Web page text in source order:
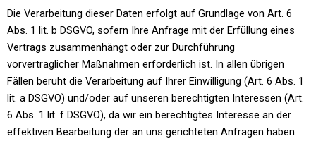
Die Verarbeitung dieser Daten erfolgt auf Grundlage von Art. 6
Abs. 1 lit. b DSGVO, sofern Ihre Anfrage mit der Erfüllung eines
Vertrags zusammenhängt oder zur Durchführung
vorvertraglicher Maßnahmen erforderlich ist. In allen übrigen
Fällen beruht die Verarbeitung auf Ihrer Einwilligung (Art. 6 Abs. 1
lit. a DSGVO) und/oder auf unseren berechtigten Interessen (Art.
6 Abs. 1 lit. f DSGVO), da wir ein berechtigtes Interesse an der
effektiven Bearbeitung der an uns gerichteten Anfragen haben.